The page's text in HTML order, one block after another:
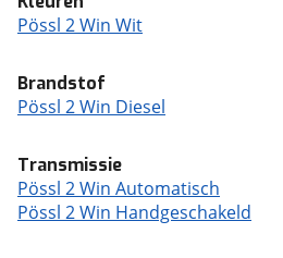
Pössl 2 Win Wit
Brandstof
Pössl 2 Win Diesel
Transmissie
Pössl 2 Win Automatisch
Pössl 2 Win Handgeschakeld